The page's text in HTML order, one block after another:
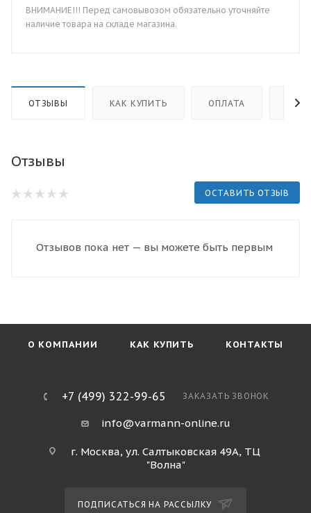
ВНИМАНИЕ!!! Перед самовывозом обязательно уточняйте
наличие товара на складе магазина.
ОТЗЫВЫ КАК КУПИТЬ ОПЛАТА
Отзывы
ОСТАВИТЬ ОТЗЫВ
Отзывов пока нет — вы можете быть первым
О КОМПАНИИ КАК КУПИТЬ КОНТАКТЫ
+7 (499) 322-99-65 ЗАКАЗАТЬ ЗВОНОК
info@varmann-online.ru
г. Москва, ул. Салтыковская 49А, ТЦ
"Волна"
ПОДПИСАТЬСЯ НА РАССЫЛКУ